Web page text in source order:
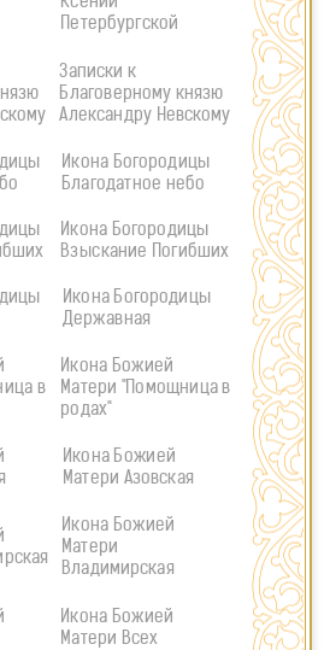
21VH@MAIL.RU
Петербургской
Записки к
Благоверному князю
Александру Невскому
Икона Богородицы
Благодатное небо
Икона Богородицы
Взыскание Погибших
Икона Богородицы
Державная
Икона Божией
Матери "Помощница в
родах"
Икона Божией
Матери Азовская
Икона Божией
Матери
Владимирская
Икона Божией
Матери Всех